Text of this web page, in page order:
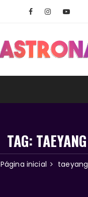
TAG: TAEYANG
Página inicial taeyang